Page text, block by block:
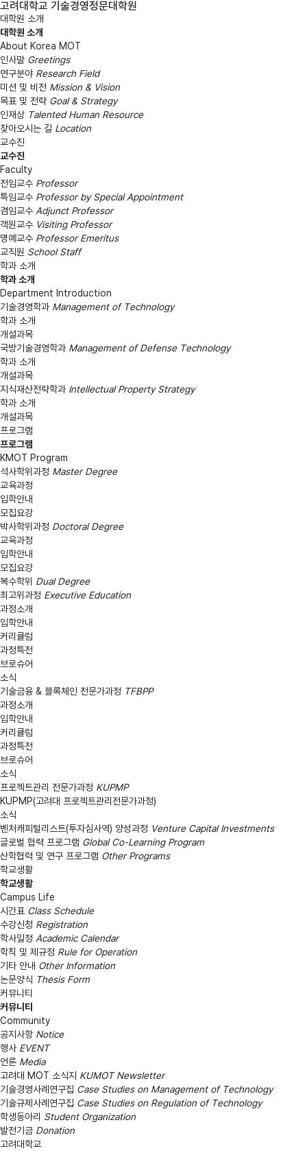
고려대학교 기술경영정문대학원
대학원 소개
대학원 소개
About Korea MOT
인사말 Greetings
연구분야 Research Field
미션 및 비전 Mission & Vision
목표 및 전략 Goal & Strategy
인재상 Talented Human Resource
찾아오시는 길 Location
교수진
교수진
Faculty
전임교수 Professor
특임교수 Professor by Special Appointment
겸임교수 Adjunct Professor
객원교수 Visiting Professor
명예교수 Professor Emeritus
교직원 School Staff
학과 소개
학과 소개
Department Introduction
기술경영학과 Management of Technology
학과 소개
개설과목
국방기술경영학과 Management of Defense Technology
학과 소개
개설과목
지식재산전략학과 Intellectual Property Strategy
학과 소개
개설과목
프로그램
프로그램
KMOT Program
석사학위과정 Master Degree
교육과정
입학안내
모집요강
박사학위과정 Doctoral Degree
교육과정
입학안내
모집요강
복수학위 Dual Degree
최고위과정 Executive Education
과정소개
입학안내
커리큘럼
과정특전
브로슈어
소식
기술금융 & 블록체인 전문가과정 TFBPP
과정소개
입학안내
커리큘럼
과정특전
브로슈어
소식
프로젝트관리 전문가과정 KUPMP
KUPMP(고려대 프로젝트관리전문가과정)
소식
벤처캐피털리스트(투자심사역) 양성과정 Venture Capital Investments
글로벌 협력 프로그램 Global Co-Learning Program
산학협력 및 연구 프로그램 Other Programs
학교생활
학교생활
Campus Life
시간표 Class Schedule
수강신청 Registration
학사일정 Academic Calendar
학칙 및 제규정 Rule for Operation
기타 안내 Other Information
논문양식 Thesis Form
커뮤니티
커뮤니티
Community
공지사항 Notice
행사 EVENT
언론 Media
고려대 MOT 소식지 KUMOT Newsletter
기술경영사례연구집 Case Studies on Management of Technology
기술규제사례연구집 Case Studies on Regulation of Technology
학생동아리 Student Organization
발전기금 Donation
고려대학교